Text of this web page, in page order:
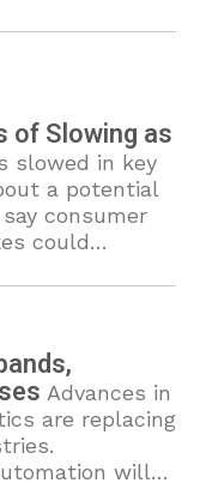
of Slowing as
slowed in key
a potential
consumer
could
Advances in
are replacing
will